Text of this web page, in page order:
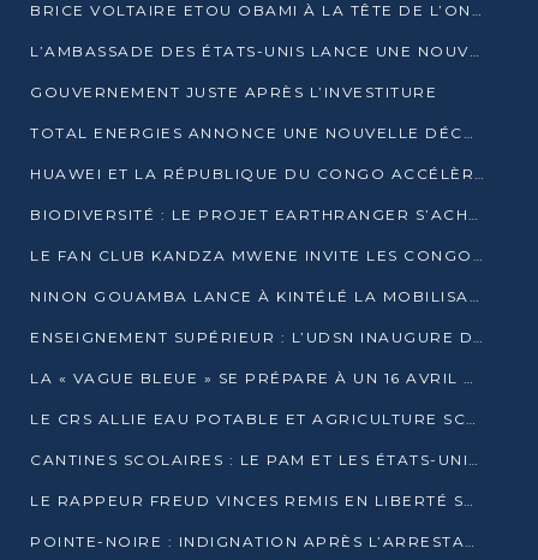
BRICE VOLTAIRE ETOU OBAMI À LA TÊTE DE L’ONEC-C POUR TROIS ANS
L’AMBASSADE DES ÉTATS-UNIS LANCE UNE NOUVELLE COHORTE DU PROGRAMME ACCESS MICRO-SCHOLARSHIP
GOUVERNEMENT JUSTE APRÈS L’INVESTITURE
TOTAL ENERGIES ANNONCE UNE NOUVELLE DÉCOUVERTE D’HYDROCARBURES SUR LE PERMIS MOHO AU LARGE DU CONGO
HUAWEI ET LA RÉPUBLIQUE DU CONGO ACCÉLÈRENT LEUR PARTENARIAT
BIODIVERSITÉ : LE PROJET EARTHRANGER S’ACHÈVE, MAIS LES DÉFIS DEMEURENT
LE FAN CLUB KANDZA MWENE INVITE LES CONGOLAIS À UNE FORTE AFFLUENCE AU STADE DE KINTÉLÉ
NINON GOUAMBA LANCE À KINTÉLÉ LA MOBILISATION POUR L’INVESTITURE DR DSN
ENSEIGNEMENT SUPÉRIEUR : L’UDSN INAUGURE DES LABORATOIRES POUR BOOSTER LA FORMATION PRATIQUE
LA « VAGUE BLEUE » SE PRÉPARE À UN 16 AVRIL HISTORIQUE
LE CRS ALLIE EAU POTABLE ET AGRICULTURE SCOLAIRE AU CŒUR DE LA TRANSFORMATION DES ÉCOLES RURALES
CANTINES SCOLAIRES : LE PAM ET LES ÉTATS-UNIS AU CONTACT DES ÉCOLIERS DE KINKALA
LE RAPPEUR FREUD VINCES REMIS EN LIBERTÉ SOUS PRESSION MÉDIATIQUE
POINTE-NOIRE : INDIGNATION APRÈS L’ARRESTATION DU RAPPEUR FREUD VINCES